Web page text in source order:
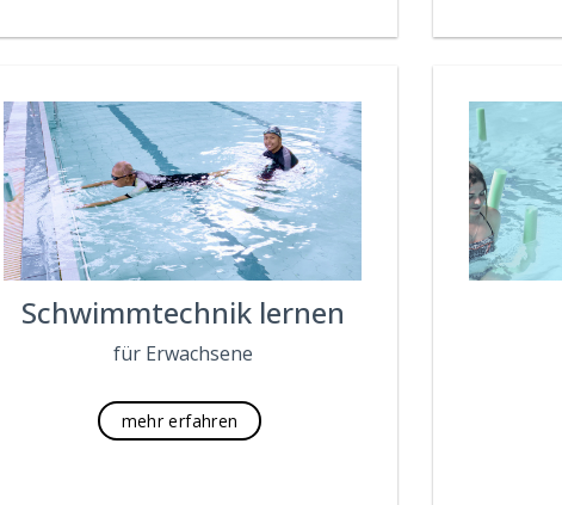
Schwimmtechnik lernen
für Erwachsene
mehr erfahren